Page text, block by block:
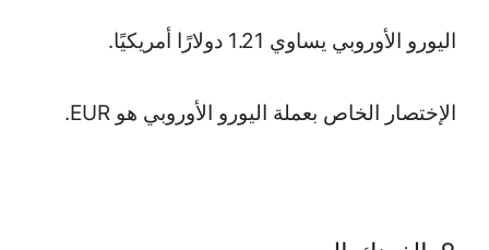
اليورو الأوروبي يساوي 1.21 دولارًا أمريكيًا.
الإختصار الخاص بعملة اليورو الأوروبي هو EUR.